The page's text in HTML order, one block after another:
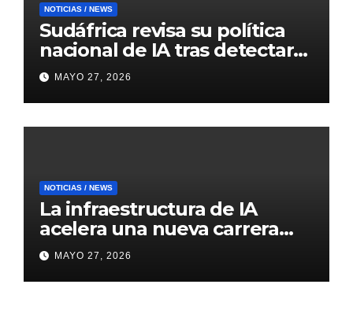
NOTICIAS / NEWS
Sudáfrica revisa su política
nacional de IA tras detectar
errores generados por
inteligencia artificial
MAYO 27, 2026
NOTICIAS / NEWS
La infraestructura de IA
acelera una nueva carrera
global de centros de datos
MAYO 27, 2026